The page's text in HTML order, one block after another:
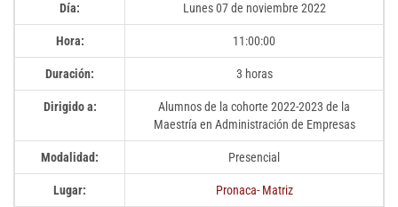
Día: Lunes 07 de noviembre 2022
Hora: 11:00:00
Duración: 3 horas
Dirigido a:
Alumnos de la cohorte 2022-2023 de la
Maestría en Administración de Empresas
Modalidad: Presencial
Lugar: Pronaca- Matriz